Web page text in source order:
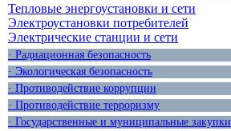
Тепловые энергоустановки и сети
Электроустановки потребителей
Электрические станции и сети
· Радиационная безопасность
· Экологическая безопасность
· Противодействие коррупции
· Противодействие терроризму
· Государственные и муниципальные закупки